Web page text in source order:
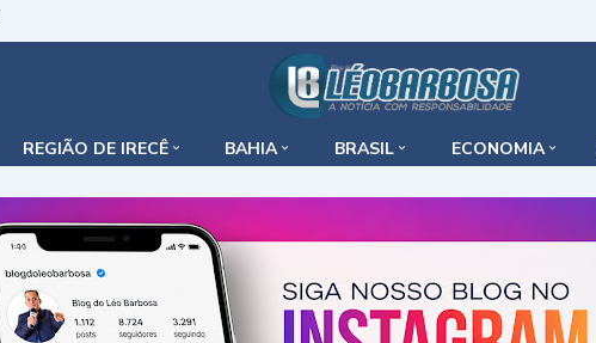
REGIÃO DE IRECÊ BAHIA BRASIL ECONOMIA